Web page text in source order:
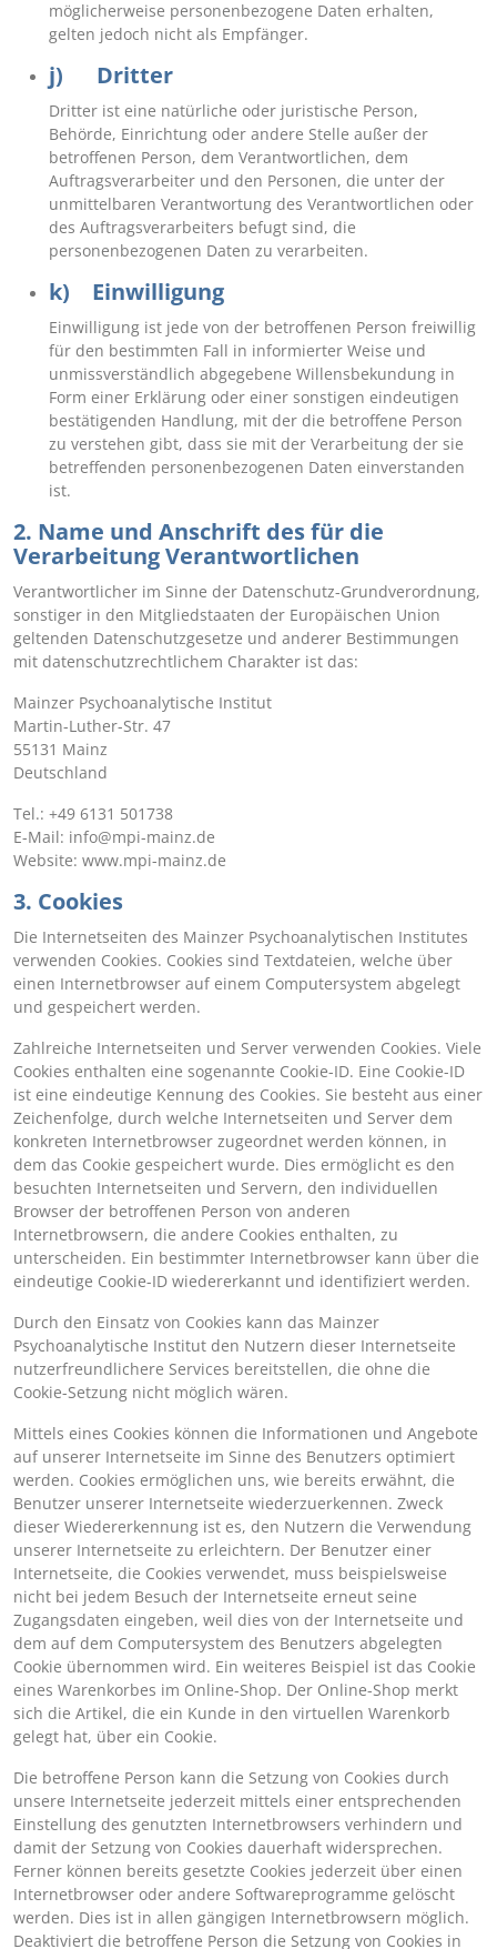
möglicherweise personenbezogene Daten erhalten,
gelten jedoch nicht als Empfänger.
j) Dritter
Dritter ist eine natürliche oder juristische Person,
Behörde, Einrichtung oder andere Stelle außer der
betroffenen Person, dem Verantwortlichen, dem
Auftragsverarbeiter und den Personen, die unter der
unmittelbaren Verantwortung des Verantwortlichen oder
des Auftragsverarbeiters befugt sind, die
personenbezogenen Daten zu verarbeiten.
k) Einwilligung
Einwilligung ist jede von der betroffenen Person freiwillig
für den bestimmten Fall in informierter Weise und
unmissverständlich abgegebene Willensbekundung in
Form einer Erklärung oder einer sonstigen eindeutigen
bestätigenden Handlung, mit der die betroffene Person
zu verstehen gibt, dass sie mit der Verarbeitung der sie
betreffenden personenbezogenen Daten einverstanden
ist.
2. Name und Anschrift des für die
Verarbeitung Verantwortlichen
Verantwortlicher im Sinne der Datenschutz-Grundverordnung,
sonstiger in den Mitgliedstaaten der Europäischen Union
geltenden Datenschutzgesetze und anderer Bestimmungen
mit datenschutzrechtlichem Charakter ist das:
Mainzer Psychoanalytische Institut
Martin-Luther-Str. 47
55131 Mainz
Deutschland
Tel.: +49 6131 501738
E-Mail: info@mpi-mainz.de
Website: www.mpi-mainz.de
3. Cookies
Die Internetseiten des Mainzer Psychoanalytischen Institutes
verwenden Cookies. Cookies sind Textdateien, welche über
einen Internetbrowser auf einem Computersystem abgelegt
und gespeichert werden.
Zahlreiche Internetseiten und Server verwenden Cookies. Viele
Cookies enthalten eine sogenannte Cookie-ID. Eine Cookie-ID
ist eine eindeutige Kennung des Cookies. Sie besteht aus einer
Zeichenfolge, durch welche Internetseiten und Server dem
konkreten Internetbrowser zugeordnet werden können, in
dem das Cookie gespeichert wurde. Dies ermöglicht es den
besuchten Internetseiten und Servern, den individuellen
Browser der betroffenen Person von anderen
Internetbrowsern, die andere Cookies enthalten, zu
unterscheiden. Ein bestimmter Internetbrowser kann über die
eindeutige Cookie-ID wiedererkannt und identifiziert werden.
Durch den Einsatz von Cookies kann das Mainzer
Psychoanalytische Institut den Nutzern dieser Internetseite
nutzerfreundlichere Services bereitstellen, die ohne die
Cookie-Setzung nicht möglich wären.
Mittels eines Cookies können die Informationen und Angebote
auf unserer Internetseite im Sinne des Benutzers optimiert
werden. Cookies ermöglichen uns, wie bereits erwähnt, die
Benutzer unserer Internetseite wiederzuerkennen. Zweck
dieser Wiedererkennung ist es, den Nutzern die Verwendung
unserer Internetseite zu erleichtern. Der Benutzer einer
Internetseite, die Cookies verwendet, muss beispielsweise
nicht bei jedem Besuch der Internetseite erneut seine
Zugangsdaten eingeben, weil dies von der Internetseite und
dem auf dem Computersystem des Benutzers abgelegten
Cookie übernommen wird. Ein weiteres Beispiel ist das Cookie
eines Warenkorbes im Online-Shop. Der Online-Shop merkt
sich die Artikel, die ein Kunde in den virtuellen Warenkorb
gelegt hat, über ein Cookie.
Die betroffene Person kann die Setzung von Cookies durch
unsere Internetseite jederzeit mittels einer entsprechenden
Einstellung des genutzten Internetbrowsers verhindern und
damit der Setzung von Cookies dauerhaft widersprechen.
Ferner können bereits gesetzte Cookies jederzeit über einen
Internetbrowser oder andere Softwareprogramme gelöscht
werden. Dies ist in allen gängigen Internetbrowsern möglich.
Deaktiviert die betroffene Person die Setzung von Cookies in